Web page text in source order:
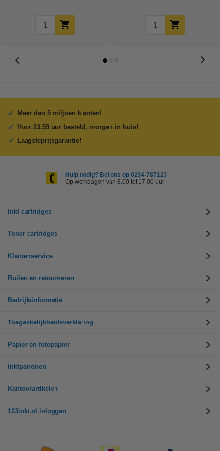
Meer dan 5 miljoen klanten!
Voor 23.59 uur besteld, morgen in huis!
Laagsteprijsgarantie!
Hulp nodig? Bel ons op 0294-787123
Op werkdagen van 8.00 tot 17.00 uur
Inkt cartridges
Toner cartridges
Klantenservice
Ruilen en retourneren
Bedrijfsinformatie
Toegankelijkheidsverklaring
Papier en fotopapier
Inktpatronen
Kantoorartikelen
123inkt.nl inloggen